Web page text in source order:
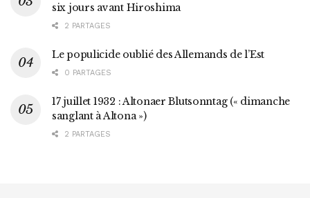
six jours avant Hiroshima
2 PARTAGES
Le populicide oublié des Allemands de l’Est
0 PARTAGES
17 juillet 1932 : Altonaer Blutsonntag (« dimanche
sanglant à Altona »)
2 PARTAGES